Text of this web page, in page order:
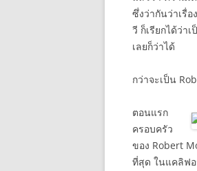
ซึ่งว่ากันว่าเรื่อ
วี ก็เรียกได้ว่า
เลยก็ว่าได้
กว่าจะเป็น
ตอนแรก
ครอบครัว
ของ Robert
ที่สุด ในแคลิฟ